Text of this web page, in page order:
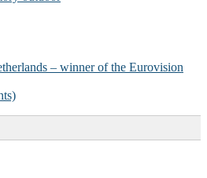
– winner of the Eurovision